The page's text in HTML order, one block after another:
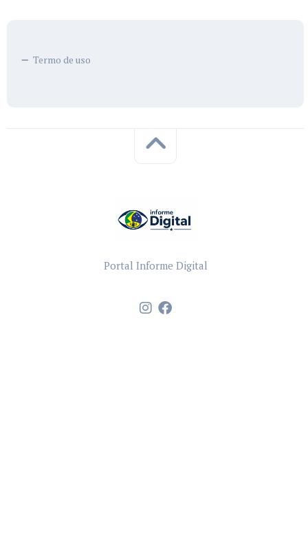
Termo de uso
Portal Informe Digital